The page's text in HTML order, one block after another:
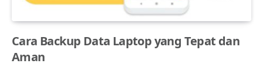
Cara Backup Data Laptop yang Tepat dan
Aman